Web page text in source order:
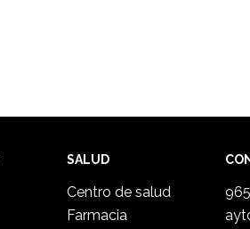
SALUD
Centro de salud
Farmacia